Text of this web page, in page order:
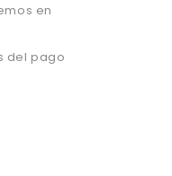
en
del pago